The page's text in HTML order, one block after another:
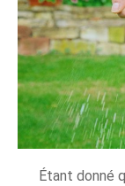
Étant donné